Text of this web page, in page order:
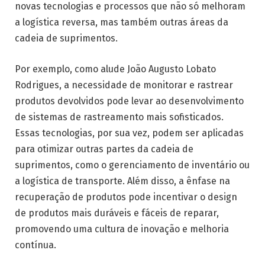
novas tecnologias e processos que não só melhoram
a logística reversa, mas também outras áreas da
cadeia de suprimentos.
Por exemplo, como alude João Augusto Lobato
Rodrigues, a necessidade de monitorar e rastrear
produtos devolvidos pode levar ao desenvolvimento
de sistemas de rastreamento mais sofisticados.
Essas tecnologias, por sua vez, podem ser aplicadas
para otimizar outras partes da cadeia de
suprimentos, como o gerenciamento de inventário ou
a logística de transporte. Além disso, a ênfase na
recuperação de produtos pode incentivar o design
de produtos mais duráveis e fáceis de reparar,
promovendo uma cultura de inovação e melhoria
contínua.